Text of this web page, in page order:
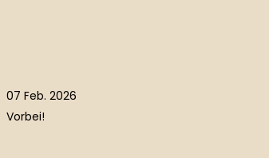
07 Feb. 2026
Vorbei!